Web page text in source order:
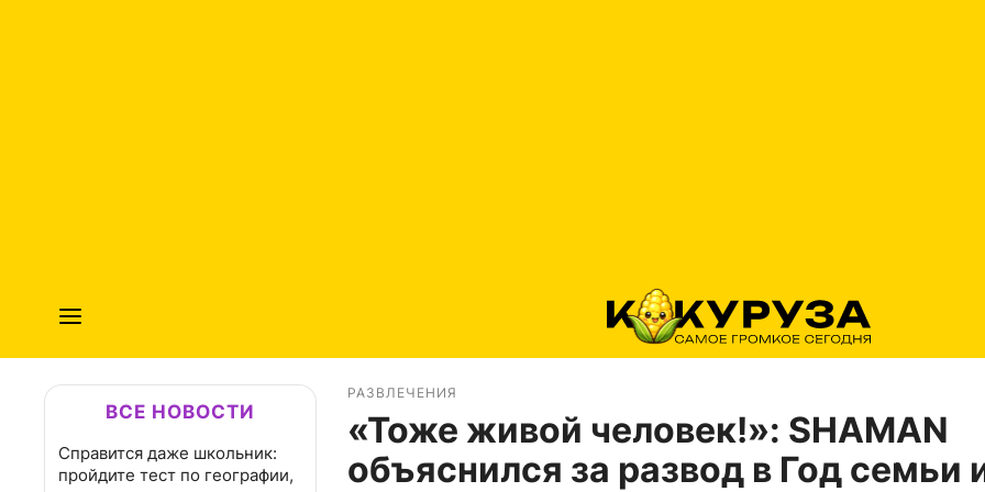
ВСЕ НОВОСТИ
Справится даже школьник:
пройдите тест по географии,
РАЗВЛЕЧЕНИЯ
«Тоже живой человек!»: SHAMAN
объяснился за развод в Год семьи